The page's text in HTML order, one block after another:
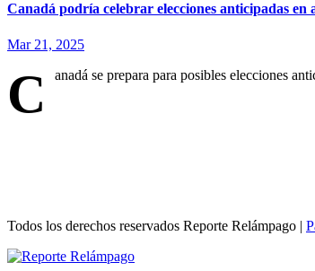
Canadá podría celebrar elecciones anticipadas en
Mar 21, 2025
C anadá se prepara para posibles elecciones
Todos los derechos reservados Reporte Relámpago |